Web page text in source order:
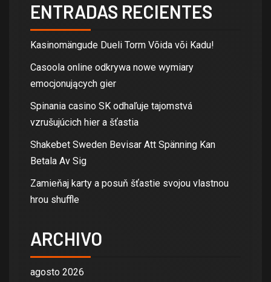
ENTRADAS RECIENTES
Kasinomängude Dueli Torm Võida või Kadu!
Casoola online odkrywa nowe wymiary
emocjonujących gier
Spinania casino SK odhaľuje tajomstvá
vzrušujúcich hier a šťastia
Shakebet Sweden Bevisar Att Spänning Kan
Betala Av Sig
Zamieňaj karty a posuň šťastie svojou vlastnou
hrou shuffle
ARCHIVO
agosto 2026